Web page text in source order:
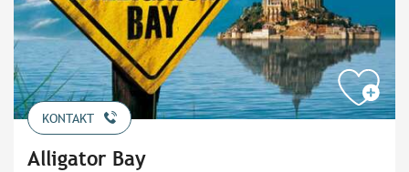
KONTAKT
Alligator Bay